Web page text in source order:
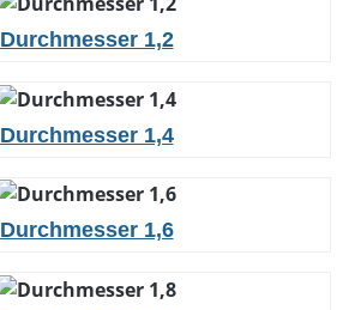
Durchmesser 1,2
Durchmesser 1,4
Durchmesser 1,6